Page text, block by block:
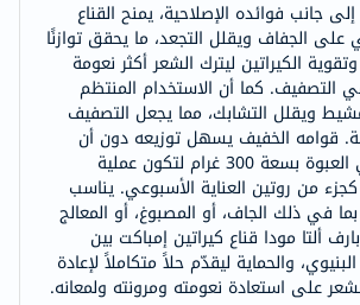
جانب فوائده الإصلاحية، يمنح القناع
على الجفاف ويقلل التجعد، ما يحقق توازنًا
الكيراتين ليترك الشعر أكثر نعومة
التصفيف. كما أن الاستخدام المنتظم
ويقلل التشابك، مما يجعل التصفيف
قوامه الخفيف يسهل توزيعه دون أن
يثقل الشعر، وتأتي العبوة بسعة 300 غرام لتكون عملية
كجزء من روتين العناية الأسبوعي. يناسب
في ذلك الجاف، أو المصبوغ، أو المعالج
ألتا مودا قناع كيراتين إمباكت بين
والحماية ليقدّم حلاً متكاملاً لإعادة
على استعادة نعومته ومرونته ولمعانه.